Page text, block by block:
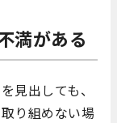
満がある
見出しても、
り組めない場